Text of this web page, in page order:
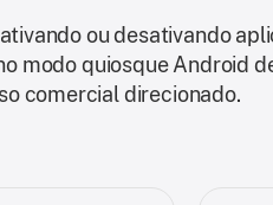
ou desativando
modo quiosque Android
comercial direcionado.